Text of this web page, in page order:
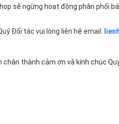
sẽ ngừng hoạt động phân phối
Đối tác vui lòng liên hệ email:
chân thành cảm ơn và kính chúc